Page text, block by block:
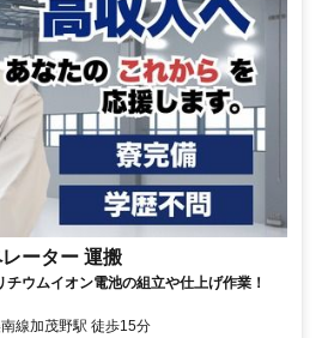
ーター 運搬
ウムイオン電池の組立や仕上げ作業！
線加茂野駅 徒歩15分